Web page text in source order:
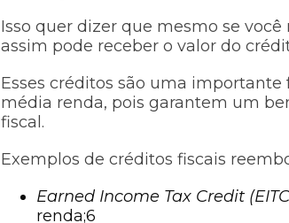
Isso quer dizer que mesmo se
assim pode receber o valor do
Esses créditos são uma
média renda, pois garantem um
fiscal.
Exemplos de créditos fiscais
Earned Income Tax Credit
renda;6